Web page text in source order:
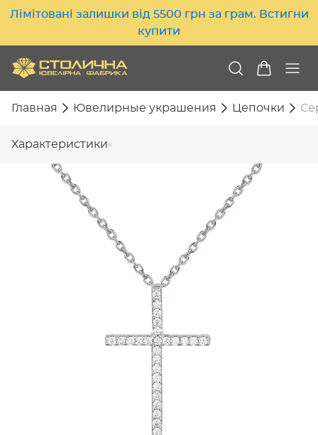
Лімітовані залишки від 5500 грн за грам. Встигни
купити
Главная Ювелирные украшения Цепочки
Характеристики